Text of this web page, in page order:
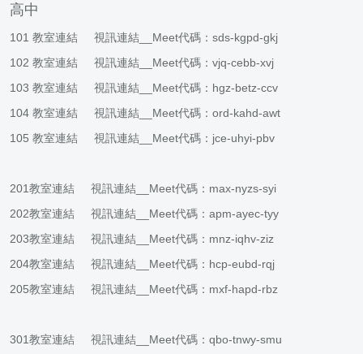
高中
101 教室連結 視訊連結 __Meet代碼：sds-kgpd-gkj
102 教室連結 視訊連結 __Meet代碼：vjq-cebb-xvj
103 教室連結 視訊連結 __Meet代碼：hgz-betz-ccv
104 教室連結 視訊連結 __Meet代碼：ord-kahd-awt
105 教室連結 視訊連結 __Meet代碼：jce-uhyi-pbv
201教室連結 視訊連結 __Meet代碼：max-nyzs-syi
202教室連結 視訊連結 __Meet代碼：apm-ayec-tyy
203教室連結 視訊連結 __Meet代碼：mnz-iqhv-ziz
204教室連結 視訊連結 __Meet代碼：hcp-eubd-rqj
205教室連結 視訊連結 __Meet代碼：mxf-hapd-rbz
301教室連結 視訊連結 __Meet代碼：qbo-tnwy-smu